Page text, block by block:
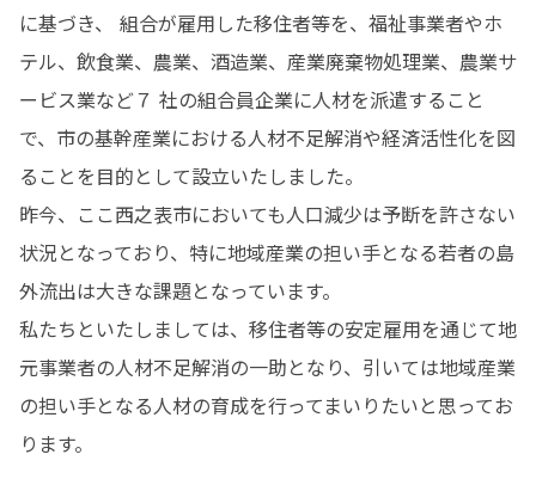
に基づき、 組合が雇用した移住者等を、福祉事業者やホ
テル、飲食業、農業、酒造業、産業廃棄物処理業、農業サ
ービス業など７ 社の組合員企業に人材を派遣すること
で、市の基幹産業における人材不足解消や経済活性化を図
ることを目的として設立いたしました。
昨今、ここ西之表市においても人口減少は予断を許さない
状況となっており、特に地域産業の担い手となる若者の島
外流出は大きな課題となっています。
私たちといたしましては、移住者等の安定雇用を通じて地
元事業者の人材不足解消の一助となり、引いては地域産業
の担い手となる人材の育成を行ってまいりたいと思ってお
ります。